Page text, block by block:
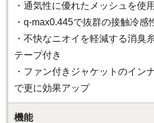
・通気性に優れたメッシュを使用
・q-max0.445で抜群の接触冷感
・不快なニオイを軽減する消臭
テープ付き
・ファン付きジャケットのイン
で更に効果アップ
機能